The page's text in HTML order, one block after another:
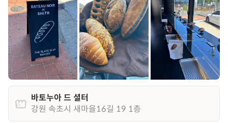
바토누아 드 셜터
강원 속초시 새마을16길 19 1층